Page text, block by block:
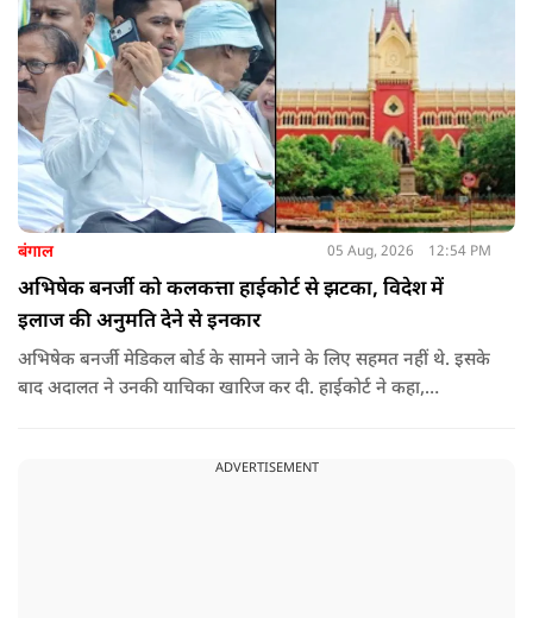
बंगाल 05 Aug, 2026 12:54 PM
अभिषेक बनर्जी को कलकत्ता हाईकोर्ट से झटका, विदेश में
इलाज की अनुमति देने से इनकार
अभिषेक बनर्जी मेडिकल बोर्ड के सामने जाने के लिए सहमत नहीं थे. इसके
बाद अदालत ने उनकी याचिका खारिज कर दी. हाईकोर्ट ने कहा,
​​है कि याचिका दायर करके उठाए गए मुद्दे को और अधिक समय तक लंबित
ADVERTISEMENT